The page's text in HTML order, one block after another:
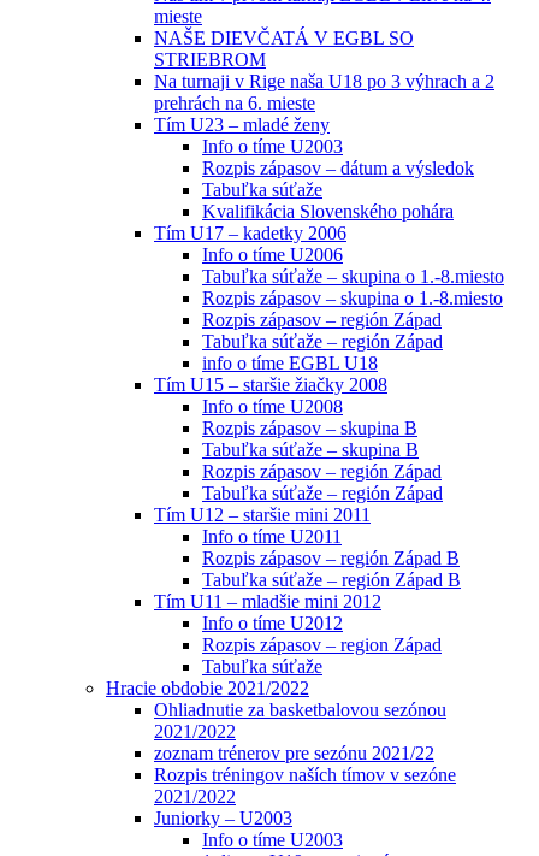
mieste
NAŠE DIEVČATÁ V EGBL SO
STRIEBROM
Na turnaji v Rige naša U18 po 3 výhrach a 2
prehrách na 6. mieste
Tím U23 – mladé ženy
Info o tíme U2003
Rozpis zápasov – dátum a výsledok
Tabuľka súťaže
Kvalifikácia Slovenského pohára
Tím U17 – kadetky 2006
Info o tíme U2006
Tabuľka súťaže – skupina o 1.-8.miesto
Rozpis zápasov – skupina o 1.-8.miesto
Rozpis zápasov – región Západ
Tabuľka súťaže – región Západ
info o tíme EGBL U18
Tím U15 – staršie žiačky 2008
Info o tíme U2008
Rozpis zápasov – skupina B
Tabuľka súťaže – skupina B
Rozpis zápasov – región Západ
Tabuľka súťaže – región Západ
Tím U12 – staršie mini 2011
Info o tíme U2011
Rozpis zápasov – región Západ B
Tabuľka súťaže – región Západ B
Tím U11 – mladšie mini 2012
Info o tíme U2012
Rozpis zápasov – region Západ
Tabuľka súťaže
Hracie obdobie 2021/2022
Ohliadnutie za basketbalovou sezónou
2021/2022
zoznam trénerov pre sezónu 2021/22
Rozpis tréningov naších tímov v sezóne
2021/2022
Juniorky – U2003
Info o tíme U2003